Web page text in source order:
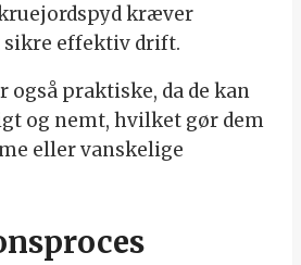
kræver
effektiv drift.
også praktiske, da de kan
og nemt, hvilket gør dem
eller vanskelige